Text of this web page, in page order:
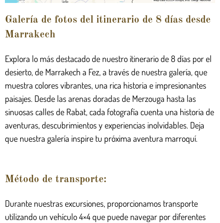
Galería de fotos del itinerario de 8 días desde
Marrakech
Explora lo más destacado de nuestro itinerario de 8 días por el
desierto, de Marrakech a Fez, a través de nuestra galería, que
muestra colores vibrantes, una rica historia e impresionantes
paisajes. Desde las arenas doradas de Merzouga hasta las
sinuosas calles de Rabat, cada fotografía cuenta una historia de
aventuras, descubrimientos y experiencias inolvidables. Deja
que nuestra galería inspire tu próxima aventura marroquí.
Método de transporte:
Durante nuestras excursiones, proporcionamos transporte
utilizando un vehículo 4×4 que puede navegar por diferentes